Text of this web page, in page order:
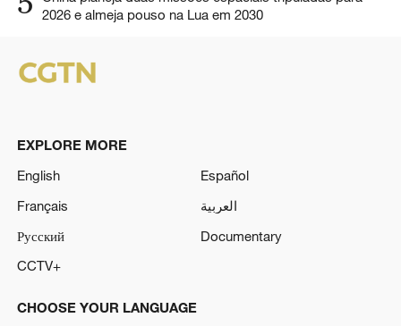
2026 e almeja pouso na Lua em 2030
EXPLORE MORE
English
Español
Français
العربية
Русский
Documentary
CCTV+
CHOOSE YOUR LANGUAGE